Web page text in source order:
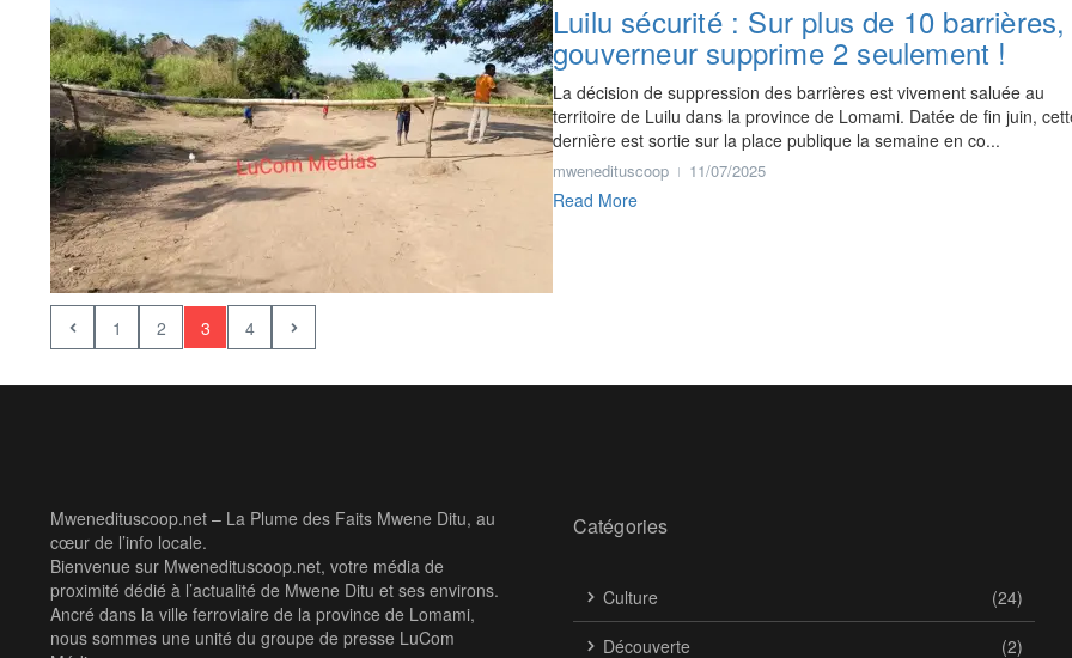
Luilu sécurité : Sur plus de 10
gouverneur supprime 2 seulement !
La décision de suppression des barrières est vivement saluée au
territoire de Luilu dans la province de Lomami. Datée de fin juin,
dernière est sortie sur la place publique la semaine en co...
mwenedituscoop 11/07/2025
Read More
1 2 3 4
Mwenedituscoop.net – La Plume des Faits Mwene Ditu, au
cœur de l’info locale.
Bienvenue sur Mwenedituscoop.net, votre média de
proximité dédié à l’actualité de Mwene Ditu et ses environs.
Ancré dans la ville ferroviaire de la province de Lomami,
nous sommes une unité du groupe de presse LuCom
Catégories
Culture (24)
Découverte (2)